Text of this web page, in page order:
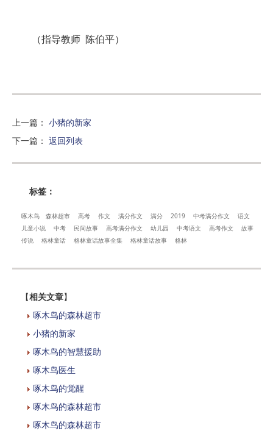
（指导教师 陈伯平）
上一篇 ： 小猪的新家
下一篇 ： 返回列表
标签：
啄木鸟 森林超市 高考 作文 满分作文 满分 2019 中考满分作文
语文
儿童小说
中考 民间故事 高考满分作文 幼儿园 中考语文 高考作文
故事
传说
格林童话 格林童话故事全集 格林童话故事 格林
【相关文章】
啄木鸟的森林超市
小猪的新家
啄木鸟的智慧援助
啄木鸟医生
啄木鸟的觉醒
啄木鸟的森林超市
啄木鸟的森林超市